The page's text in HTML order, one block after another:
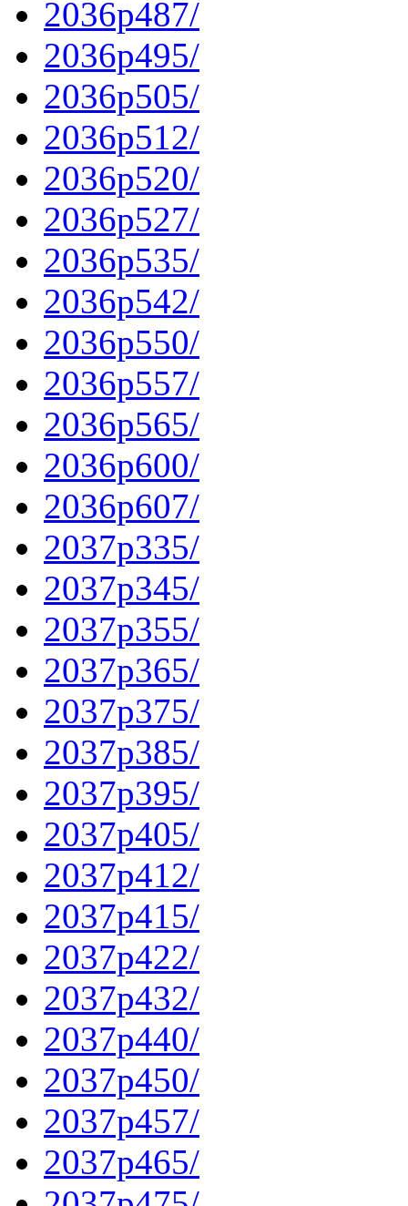
2036p487/
2036p495/
2036p505/
2036p512/
2036p520/
2036p527/
2036p535/
2036p542/
2036p550/
2036p557/
2036p565/
2036p600/
2036p607/
2037p335/
2037p345/
2037p355/
2037p365/
2037p375/
2037p385/
2037p395/
2037p405/
2037p412/
2037p415/
2037p422/
2037p432/
2037p440/
2037p450/
2037p457/
2037p465/